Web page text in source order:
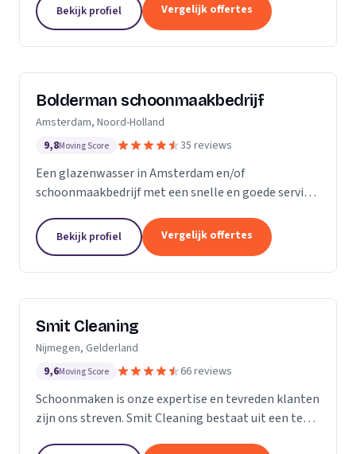
Bekijk profiel Vergelijk offertes
Bolderman schoonmaakbedrijf
Amsterdam, Noord-Holland
9,8Moving Score 35 reviews
Een glazenwasser in Amsterdam en/of
schoonmaakbedrijf met een snelle en goede service
schoonmaakmedewerkers zijn actief in héél
Amsterdam en ontzorgen u met...
Bekijk profiel Vergelijk offertes
Smit Cleaning
Nijmegen, Gelderland
9,6Moving Score 66 reviews
Schoonmaken is onze expertise en tevreden klanten
zijn ons streven. Smit Cleaning bestaat uit een team